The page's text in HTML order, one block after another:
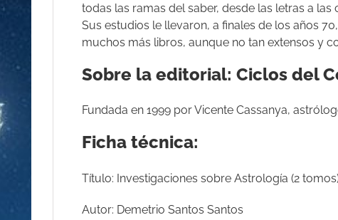
todas las ramas del saber, desde las letras a
Sus estudios le llevaron, a finales de los años
muchos más libros, aunque no tan extensos y
Sobre la editorial: Ciclos del
Fundada en 1999 por Vicente Cassanya,
Ficha técnica:
Título: Investigaciones sobre Astrología (2
Autor: Demetrio Santos Santos